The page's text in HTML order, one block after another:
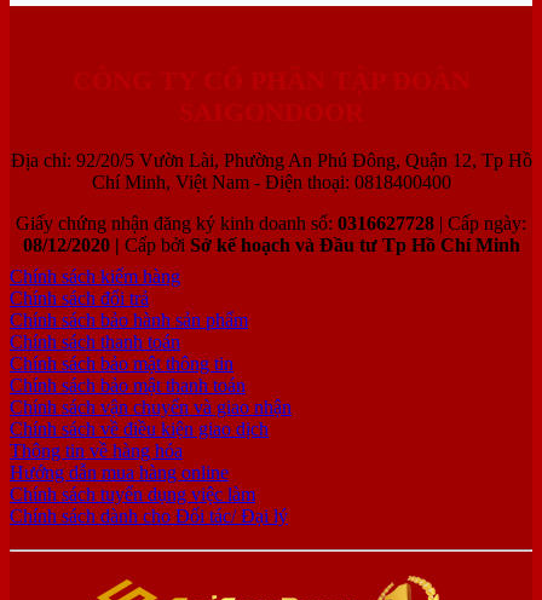
Địa chỉ: 92/20/5 Vườn Lài, Phường An Phú Đông, Quận 12, Tp Hồ
Chí Minh, Việt Nam - Điện thoại: 0818400400
Giấy chứng nhận đăng ký kinh doanh số: 0316627728 | Cấp ngày:
08/12/2020 | Cấp bởi Sở kế hoạch và Đầu tư Tp Hồ Chí Minh
Chính sách kiểm hàng
Chính sách đổi trả
Chính sách bảo hành sản phẩm
Chính sách thanh toán
Chính sách bảo mật thông tin
Chính sách bảo mật thanh toán
Chính sách vận chuyển và giao nhận
Chính sách về điều kiện giao dịch
Thông tin về hàng hóa
Hướng dẫn mua hàng online
Chính sách tuyển dụng việc làm
Chính sách dành cho Đối tác/ Đại lý